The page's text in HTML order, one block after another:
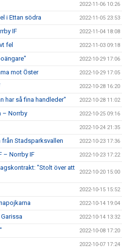
2022-11-06 10:26
i Ettan södra 2022-11-05 23:53
IF 2022-11-04 18:08
fel 2022-11-03 09:18
2022-10-29 17:06
mot Öster 2022-10-29 17:05
2022-10-28 16:20
har så fina handleder" 2022-10-28 11:02
– Norrby 2022-10-25 09:16
2022-10-24 21:35
från Stadsparksvallen 2022-10-23 17:36
– Norrby IF 2022-10-23 17:22
"Stolt över att
2022-10-20 15:00
2022-10-15 15:52
2022-10-14 19:04
2022-10-14 13:32
2022-10-08 17:20
2022-10-07 17:24